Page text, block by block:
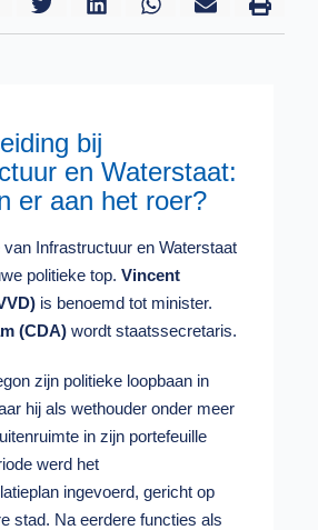
bij
en Waterstaat:
er aan het roer?
Infrastructuur en Waterstaat
politieke top. Vincent
is benoemd tot minister.
(CDA) wordt staatssecretaris.
zijn politieke loopbaan in
hij als wethouder onder meer
in zijn portefeuille
werd het
ingevoerd, gericht op
stad. Na eerdere functies als